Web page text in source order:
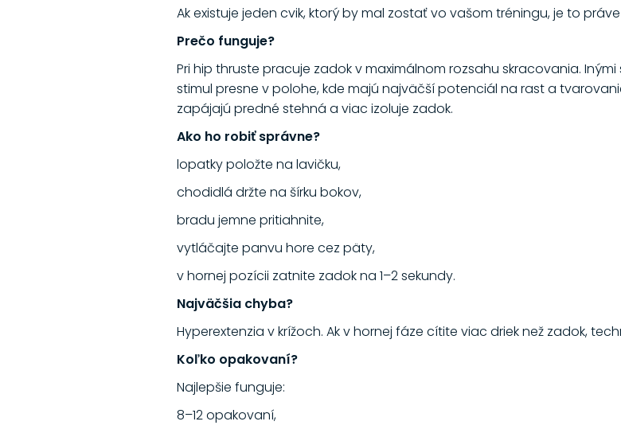
Ak existuje jeden cvik, ktorý by mal zostať vo vašom tréningu, je to
Prečo funguje?
Pri hip thruste pracuje zadok v maximálnom rozsahu skracovania.
stimul presne v polohe, kde majú najväčší potenciál na rast a
zapájajú predné stehná a viac izoluje zadok.
Ako ho robiť správne?
lopatky položte na lavičku,
chodidlá držte na šírku bokov,
bradu jemne pritiahnite,
vytláčajte panvu hore cez päty,
v hornej pozícii zatnite zadok na 1–2 sekundy.
Najväčšia chyba?
Hyperextenzia v krížoch. Ak v hornej fáze cítite viac driek než zadok,
Koľko opakovaní?
Najlepšie funguje:
8–12 opakovaní,